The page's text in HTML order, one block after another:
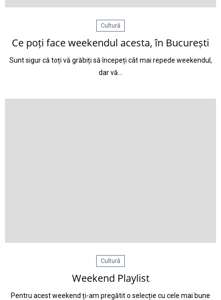
Cultură
Ce poți face weekendul acesta, în București
Sunt sigur că toți vă grăbiți să începeți cât mai repede weekendul,
dar vă…
Cultură
Weekend Playlist
Pentru acest weekend ți-am pregătit o selecție cu cele mai bune